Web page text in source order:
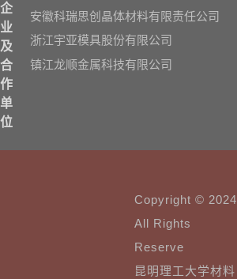
企
业
及
合
作
单
位
安徽科瑞思创晶体材料有限责任公司
浙江宇亚模具股份有限公司
镇江龙顺金属科技有限公司
Copyright © 2024
All Rights
Reserve
昆明理工大学材料